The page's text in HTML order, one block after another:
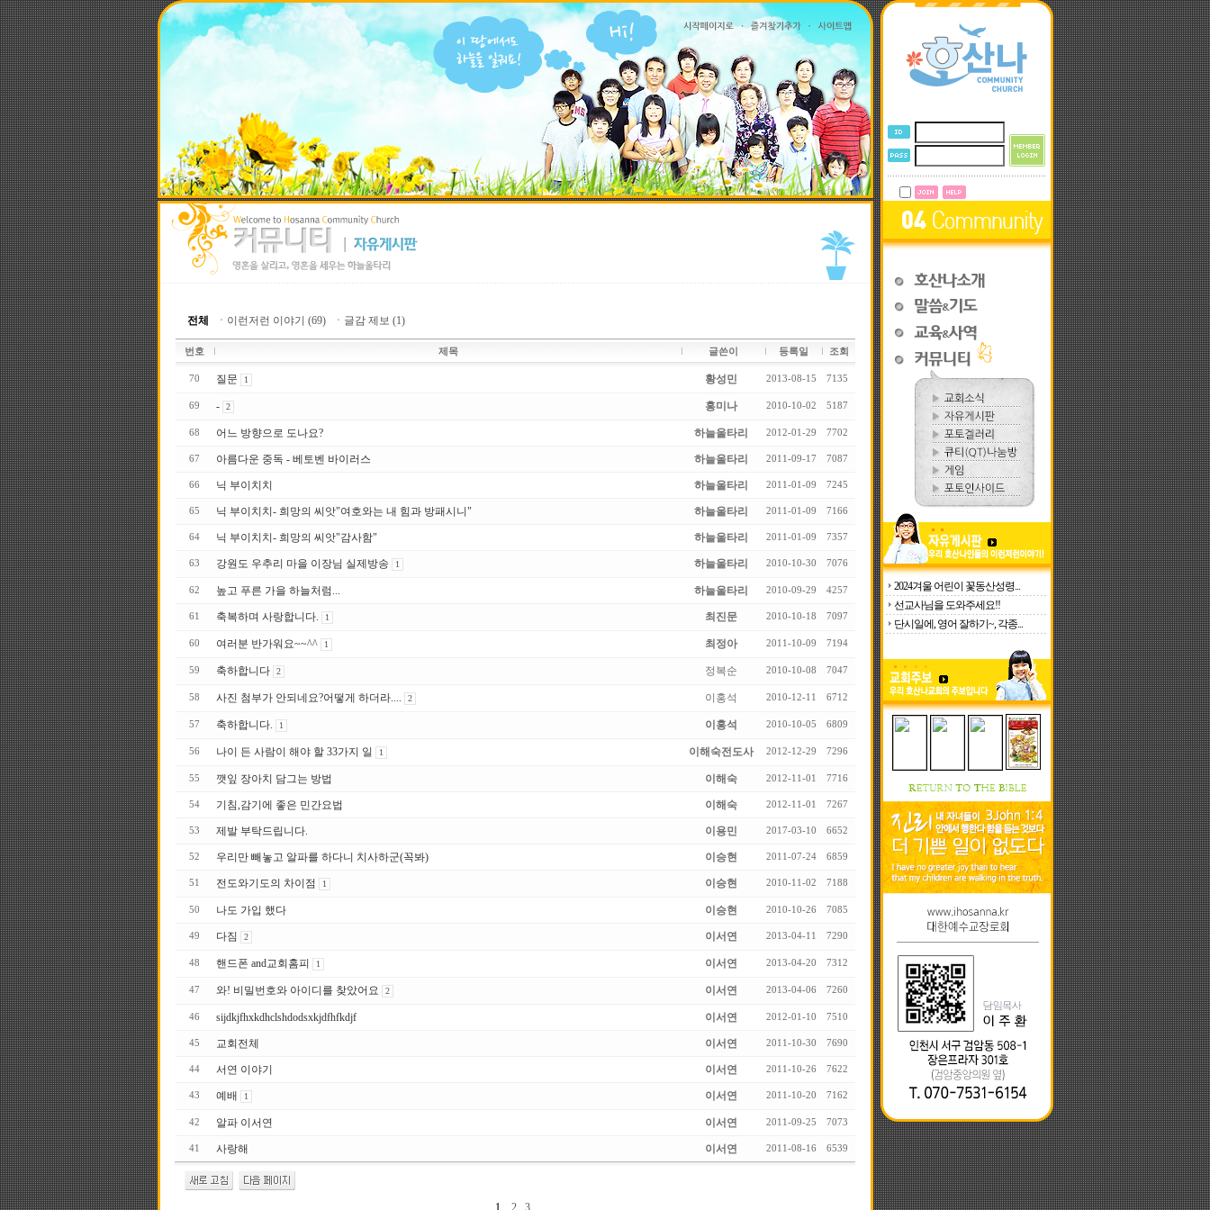
전체 ㆍ 이런저런 이야기 (69) ㆍ 글감 제보 (1)
번호 제목 글쓴이 등록일 조회
70 질문 1 황성민 2013-08-15 7135
69 - 2 홍미나 2010-10-02 5187
68 어느 방향으로 도나요? 하늘울타리 2012-01-29 7702
67 아름다운 중독 - 베토벤 바이러스 하늘울타리 2011-09-17 7087
66 닉 부이치치 하늘울타리 2011-01-09 7245
65 닉 부이치치- 희망의 씨앗"여호와는 내 힘과 방패시니" 하늘울타리 2011-01-09 7166
64 닉 부이치치- 희망의 씨앗"감사함" 하늘울타리 2011-01-09 7357
63 강원도 우추리 마을 이장님 실제방송 1 하늘울타리 2010-10-30 7076
62 높고 푸른 가을 하늘처럼... 하늘울타리 2010-09-29 4257
61 축복하며 사랑합니다. 1 최진문 2010-10-18 7097
60 여러분 반가워요~~^^ 1 최정아 2011-10-09 7194
59 축하합니다 2 정복순 2010-10-08 7047
58 사진 첨부가 안되네요?어떻게 하더라.... 2 이홍석 2010-12-11 6712
57 축하합니다. 1 이홍석 2010-10-05 6809
56 나이 든 사람이 해야 할 33가지 일 1 이해숙전도사 2012-12-29 7296
55 깻잎 장아치 담그는 방법 이해숙 2012-11-01 7716
54 기침,감기에 좋은 민간요법 이해숙 2012-11-01 7267
53 제발 부탁드립니다. 이용민 2017-03-10 6652
52 우리만 빼놓고 알파를 하다니 치사하군(꼭봐) 이승현 2011-07-24 6859
51 전도와기도의 차이점 1 이승현 2010-11-02 7188
50 나도 가입 했다 이승현 2010-10-26 7085
49 다짐 2 이서연 2013-04-11 7290
48 핸드폰 and교회홈피 1 이서연 2013-04-20 7312
47 와! 비밀번호와 아이디를 찾았어요 2 이서연 2013-04-06 7260
46 sijdkjfhxkdhclshdodsxkjdfhfkdjf 이서연 2012-01-10 7510
45 교회전체 이서연 2011-10-30 7690
44 서연 이야기 이서연 2011-10-26 7622
43 예배 1 이서연 2011-10-20 7162
42 알파 이서연 이서연 2011-09-25 7073
41 사랑해 이서연 2011-08-16 6539
1 2 3
2024겨울 어린이 꽃동산성령...
선교사님을 도와주세요!!
단시일에, 영어 잘하기~, 각종...